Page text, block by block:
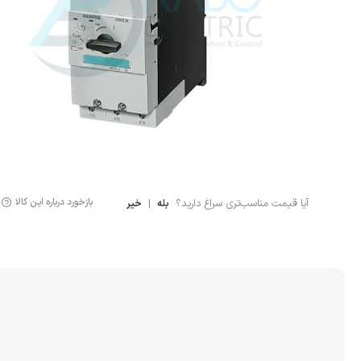
لوازم اندازه گیری
انکودر
آیا قیمت مناسب‌تری سراغ دارید؟ بله | خیر بازخورد درباره این کالا